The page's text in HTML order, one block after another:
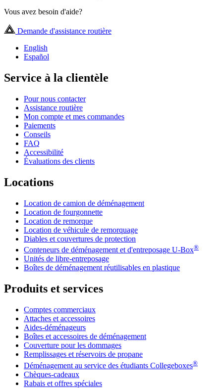
Vous avez besoin d'aide?
Demande d'assistance routière
English
Español
Service à la clientèle
Pour nous contacter
Assistance routière
Mon compte et mes commandes
Paiements
Conseils
FAQ
Accessibilité
Évaluations des clients
Locations
Location de camion de déménagement
Location de fourgonnette
Location de remorque
Location de véhicule de remorquage
Diables et couvertures de protection
Conteneurs de déménagement et d'entreposage U-Box®
Unités de libre-entreposage
Boîtes de déménagement réutilisables en plastique
Produits et services
Comptes commerciaux
Attaches et accessoires
Aides-déménageurs
Boîtes et accessoires de déménagement
Couverture pour les dommages
Remplissages et réservoirs de propane
Déménagement au service des étudiants Collegeboxes®
Chèques-cadeaux
Rabais et offres spéciales